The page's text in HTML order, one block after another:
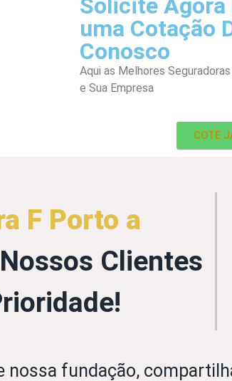
Solicite Agora
uma Cotação
Conosco
Aqui as Melhores
e Sua Empresa
COTE
F Porto a
Clientes
nossa fundação,